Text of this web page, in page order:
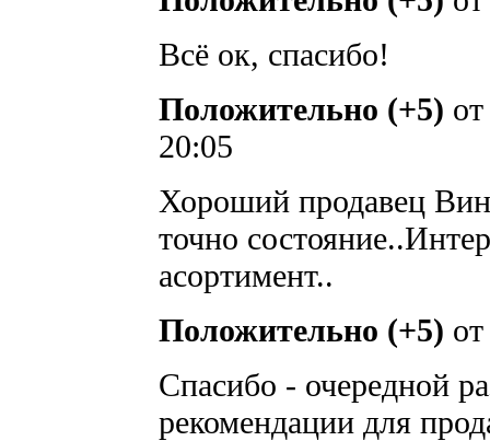
Всё ок, спасибо!
Положительно (+5)
20:05
Хороший продавец
точно
асортимент..
Положительно (+5)
Спасибо - очередной
рекомендации для